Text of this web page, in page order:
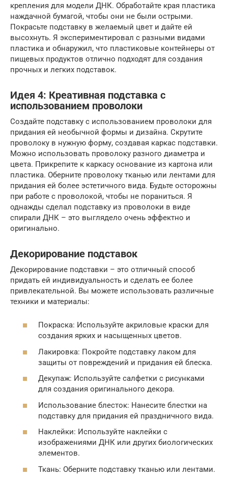
крепления для модели ДНК. Обработайте края пластика
наждачной бумагой, чтобы они не были острыми.
Покрасьте подставку в желаемый цвет и дайте ей
высохнуть. Я экспериментировал с разными видами
пластика и обнаружил, что пластиковые контейнеры от
пищевых продуктов отлично подходят для создания
прочных и легких подставок.
Идея 4: Креативная подставка с
использованием проволоки
Создайте подставку с использованием проволоки для
придания ей необычной формы и дизайна. Скрутите
проволоку в нужную форму, создавая каркас подставки.
Можно использовать проволоку разного диаметра и
цвета. Прикрепите к каркасу основание из картона или
пластика. Оберните проволоку тканью или лентами для
придания ей более эстетичного вида. Будьте осторожны
при работе с проволокой, чтобы не пораниться. Я
однажды сделал подставку из проволоки в виде
спирали ДНК – это выглядело очень эффектно и
оригинально.
Декорирование подставок
Декорирование подставки – это отличный способ
придать ей индивидуальность и сделать ее более
привлекательной. Вы можете использовать различные
техники и материалы:
Покраска: Используйте акриловые краски для
создания ярких и насыщенных цветов.
Лакировка: Покройте подставку лаком для
защиты от повреждений и придания ей блеска.
Декупаж: Используйте салфетки с рисунками
для создания оригинального декора.
Использование блесток: Нанесите блестки на
подставку для придания ей праздничного вида.
Наклейки: Используйте наклейки с
изображениями ДНК или других биологических
элементов.
Ткань: Оберните подставку тканью или лентами.